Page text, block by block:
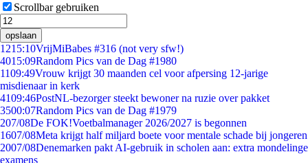
Scrollbar gebruiken
opslaan
1215:10VrijMiBabes #316 (not very sfw!)
4015:09Random Pics van de Dag #1980
1109:49Vrouw krijgt 30 maanden cel voor afpersing 12-jarige
misdienaar in kerk
4109:46PostNL-bezorger steekt bewoner na ruzie over pakket
3500:07Random Pics van de Dag #1979
207/08De FOK!Voetbalmanager 2026/2027 is begonnen
1607/08Meta krijgt half miljard boete voor mentale schade bij jongeren
2007/08Denemarken pakt AI-gebruik in scholen aan: extra mondelinge
examens